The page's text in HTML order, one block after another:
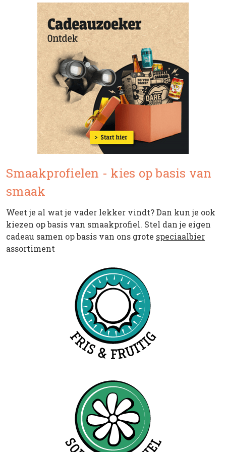
Smaakprofielen - kies op basis van
smaak
Weet je al wat je vader lekker vindt? Dan kun je ook
kiezen op basis van smaakprofiel. Stel dan je eigen
cadeau samen op basis van ons grote speciaalbier
assortiment